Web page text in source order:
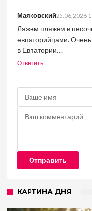
Маяковский25.06.2026
Ляжем пляжем в
евпаторийцами.
в Евпатории….
Ответить
Отправить
КАРТИНА ДНЯ